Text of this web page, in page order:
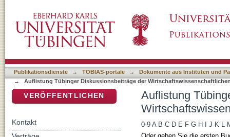
Publikationsdienste → TOBIAS-portale →
Dokumente aus Instituten und
→
Auflistung Tübinger Diskussionsbeiträge der
Auflistung
0-9 A B C D E F G H J K L
VERÖFFENTLICHEN
Kontakt